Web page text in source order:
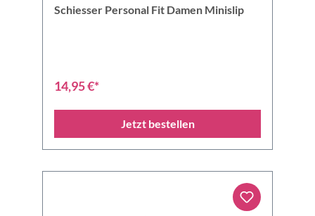
Schiesser Personal Fit Damen Minislip
14,95 €*
Jetzt bestellen